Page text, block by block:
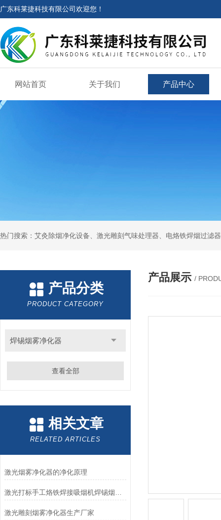
广东科莱捷科技有限公司欢迎您！
网站首页 关于我们 产品中心
产品分类
PRODUCT CATEGORY
焊锡烟雾净化器
查看全部
相关文章
RELATED ARTICLES
激光烟雾净化器的净化原理
激光雕刻烟雾净化器生产厂家
产品展示 /